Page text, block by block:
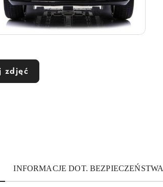
zdjęć
INFORMACJE DOT. BEZPIECZEŃSTWA